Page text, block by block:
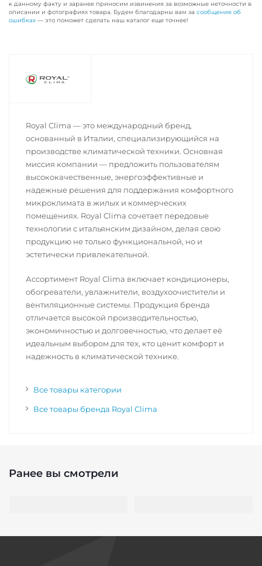
к данному факту и заранее приносим извинения за возможные неточности в
описании и фотографиях товара. Будем благодарны вам за сообщение об
ошибках — это поможет сделать наш каталог еще точнее!
Royal Clima — это международный бренд,
основанный в Италии, специализирующийся на
производстве климатической техники. Основная
миссия компании — предложить пользователям
высококачественные, энергоэффективные и
надежные решения для поддержания комфортного
микроклимата в жилых и коммерческих
помещениях. Royal Clima сочетает передовые
технологии с итальянским дизайном, делая свою
продукцию не только функциональной, но и
эстетически привлекательной.
Ассортимент Royal Clima включает кондиционеры,
обогреватели, увлажнители, воздухоочистители и
вентиляционные системы. Продукция бренда
отличается высокой производительностью,
экономичностью и долговечностью, что делает её
идеальным выбором для тех, кто ценит комфорт и
надежность в климатической технике.
Все товары категории
Все товары бренда Royal Clima
Ранее вы смотрели